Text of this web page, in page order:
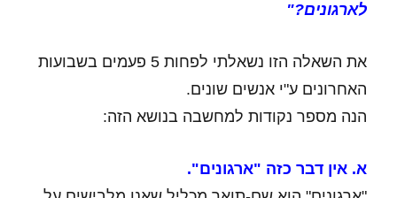
לארגונים?"
את השאלה הזו נשאלתי לפחות 5 פעמים בשבועות
האחרונים ע"י אנשים שונים.
הנה מספר נקודות למחשבה בנושא הזה:
א. אין דבר כזה "ארגונים".